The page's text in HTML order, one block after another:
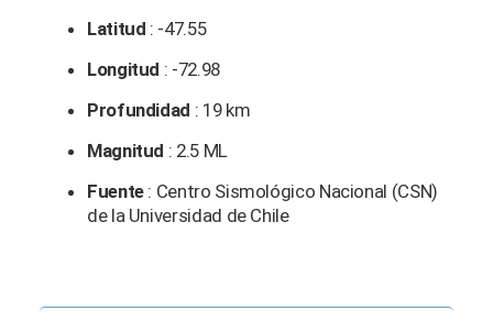
Latitud : -47.55
Longitud : -72.98
Profundidad : 19 km
Magnitud : 2.5 ML
Fuente: Centro Sismológico Nacional (CSN)
de la Universidad de Chile